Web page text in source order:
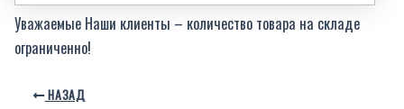
Уважаемые Наши клиенты – количество товара на складе
ограниченно!
НАЗАД